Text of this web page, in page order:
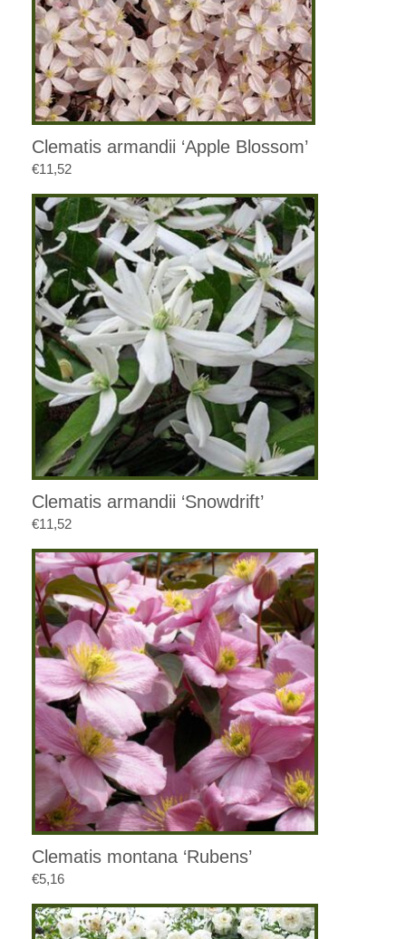
Clematis armandii ‘Apple Blossom’
€11,52
Clematis armandii ‘Snowdrift’
€11,52
Clematis montana ‘Rubens’
€5,16